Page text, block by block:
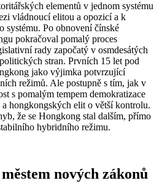
elementů v jednom systému
vládnoucí elitou a opozicí a k
systému. Po obnovení čínské
pokračoval pomalý proces
rady započatý v osmdesátých
stran. Prvních 15 let pod
jako výjimka potvrzující
režimů. Ale postupně s tím, jak v
s pomalým tempem demokratizace
hongkongských elit o větší kontrolu.
že se Hongkong stal dalším, přímo
hybridního režimu.
nových zákonů